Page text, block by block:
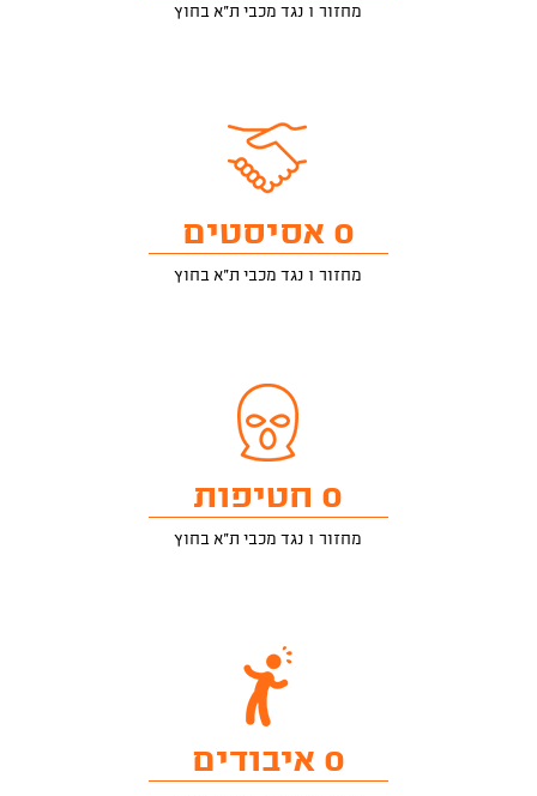
מחזור 1 נגד מכבי ת"א בחוץ
0 אסיסטים
מחזור 1 נגד מכבי ת"א בחוץ
0 חטיפות
מחזור 1 נגד מכבי ת"א בחוץ
0 איבודים